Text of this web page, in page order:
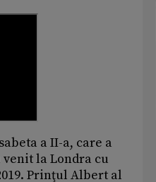
a II-a, care a
la Londra cu
Prinţul Albert al